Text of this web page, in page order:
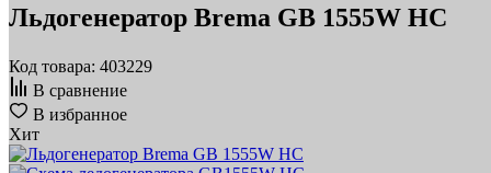
Льдогенератор Brema GB 1555W HC
Код товара: 403229
В сравнение
В избранное
Хит